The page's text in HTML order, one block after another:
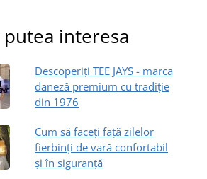
putea interesa
Descoperiți TEE JAYS - marca
daneză premium cu tradiție
din 1976
Cum să faceți față zilelor
fierbinți de vară confortabil
și în siguranță